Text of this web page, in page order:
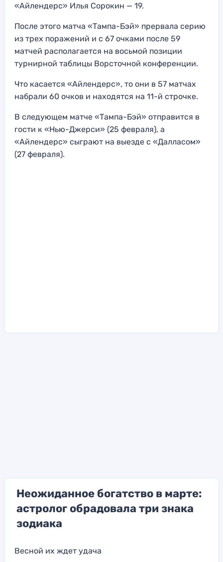
«Айлендерс» Илья Сорокин — 19.
После этого матча «Тампа-Бэй» прервала серию
из трех поражений и с 67 очками после 59
матчей располагается на восьмой позиции
турнирной таблицы Ворсточной конференции.
Что касается «Айлендерс», то они в 57 матчах
набрали 60 очков и находятся на 11-й строчке.
В следующем матче «Тампа-Бэй» отправится в
гости к «Нью-Джерси» (25 февраля), а
«Айлендерс» сыграют на выезде с «Далласом»
(27 февраля).
Неожиданное богатство в марте:
астролог обрадовала три знака
зодиака
Весной их ждет удача